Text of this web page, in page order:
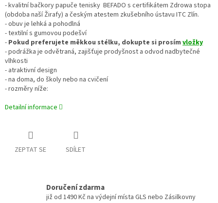
- kvalitní bačkory papuče tenisky BEFADO s certifikátem Zdrowa stopa
(obdoba naší Žirafy) a českým atestem zkušebního ústavu ITC Zlín.
- obuv je lehká a pohodlná
- textilní s gumovou podešví
- Pokud preferujete měkkou stélku, dokupte si prosím vložky
- podrážka je odvětraná, zajišťuje prodyšnost a odvod nadbytečné
vlhkosti
- atraktivní design
- na doma, do školy nebo na cvičení
- rozměry níže:
Detailní informace
ZEPTAT SE SDÍLET
Doručení zdarma
již od 1490 Kč na výdejní místa GLS nebo Zásilkovny